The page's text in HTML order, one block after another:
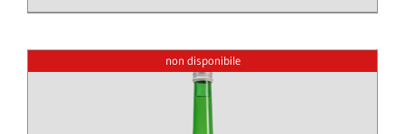
non disponibile